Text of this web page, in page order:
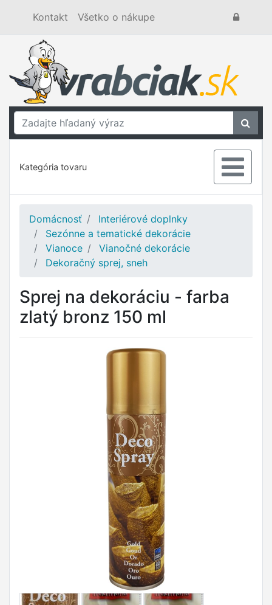
Kontakt Všetko o nákupe
Kategória tovaru
Domácnosť
Interiérové doplnky
Sezónne a tematické dekorácie
Vianoce
Vianočné dekorácie
Dekoračný sprej, sneh
Sprej na dekoráciu - farba
zlatý bronz 150 ml